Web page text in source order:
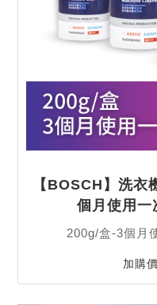
【BOSCH】洗
個月使用一
200g/盒-3個月
加購價